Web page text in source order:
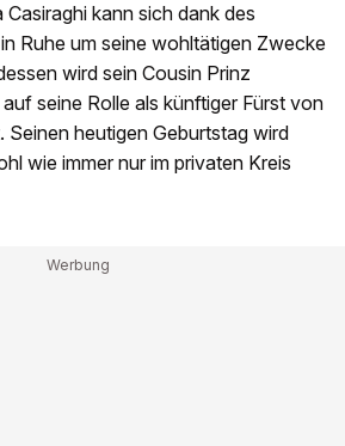
kann sich dank des
Ruhe um seine wohltätigen Zwecke
wird sein Cousin Prinz
seine Rolle als künftiger Fürst von
heutigen Geburtstag wird
wie immer nur im privaten Kreis